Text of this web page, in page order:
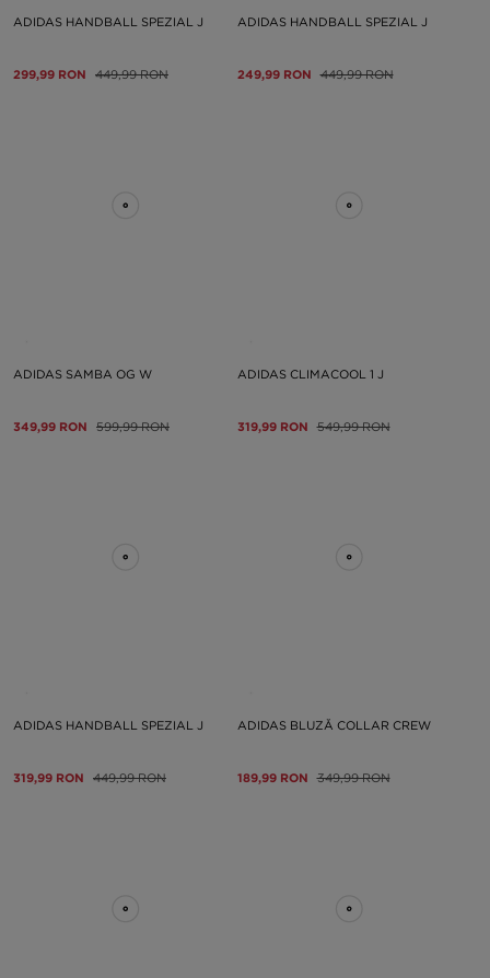
ADIDAS HANDBALL SPEZIAL J
299,99 RON 449,99 RON
ADIDAS HANDBALL SPEZIAL J
249,99 RON 449,99 RON
ADIDAS SAMBA OG W
349,99 RON 599,99 RON
ADIDAS CLIMACOOL 1 J
319,99 RON 549,99 RON
ADIDAS HANDBALL SPEZIAL J
319,99 RON 449,99 RON
ADIDAS BLUZĂ COLLAR CREW
189,99 RON 349,99 RON